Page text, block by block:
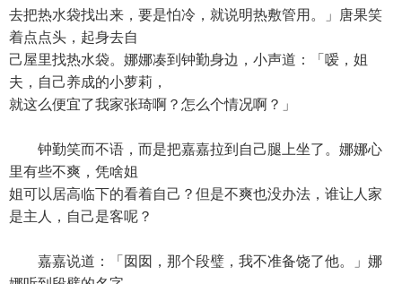
去把热水袋找出来，要是怕冷，就说明热敷管用。」唐果笑
着点点头，起身去自
己屋里找热水袋。娜娜凑到钟勤身边，小声道：「嗳，姐
夫，自己养成的小萝莉，
就这么便宜了我家张琦啊？怎么个情况啊？」
钟勤笑而不语，而是把嘉嘉拉到自己腿上坐了。娜娜心
里有些不爽，凭啥姐
姐可以居高临下的看着自己？但是不爽也没办法，谁让人家
是主人，自己是客呢？
嘉嘉说道：「囡囡，那个段璧，我不准备饶了他。」娜